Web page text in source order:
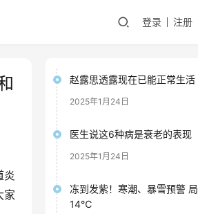
登录 注册
炎
家
赵露思透露现在已能正常生活
2025年1月24日
医生说这6种病是衰老的表现
2025年1月24日
冻到发紫！寒潮、暴雪预警
14℃